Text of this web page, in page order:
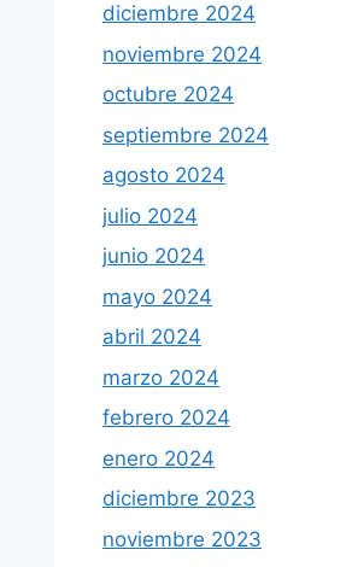
diciembre 2024
noviembre 2024
octubre 2024
septiembre 2024
agosto 2024
julio 2024
junio 2024
mayo 2024
abril 2024
marzo 2024
febrero 2024
enero 2024
diciembre 2023
noviembre 2023